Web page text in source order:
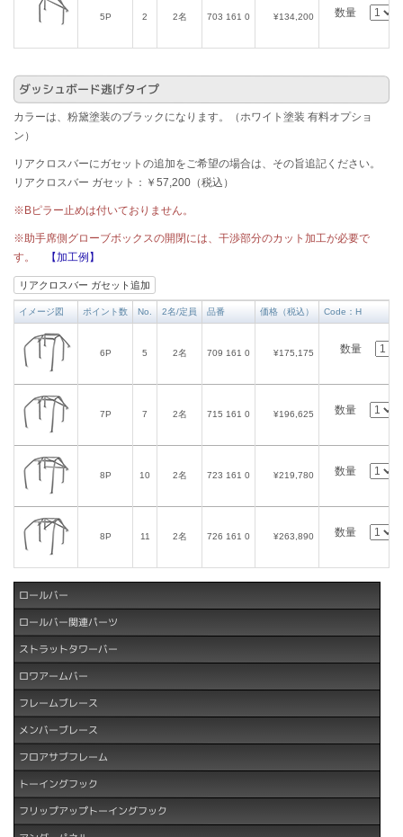
5P 2 2名 703 161 0 ¥134,200 数量
ダッシュボード逃げタイプ
カラーは、粉黛塗装のブラックになります。（ホワイト塗装 有料オプショ
ン）
リアクロスバーにガセットの追加をご希望の場合は、その旨追記ください。
リアクロスバー ガセット：￥57,200（税込）
※Bピラー止めは付いておりません。
※助手席側グローブボックスの開閉には、干渉部分のカット加工が必要で
す。
【加工例】
リアクロスバー ガセット追加
イメージ図 ポイント数 No. 2名/定員 品番 価格（税込） Code：H
6P 5 2名 709 161 0 ¥175,175 数量
7P 7 2名 715 161 0 ¥196,625 数量
8P 10 2名 723 161 0 ¥219,780 数量
8P 11 2名 726 161 0 ¥263,890 数量
ロールバー
ロールバー関連パーツ
ストラットタワーバー
ロワアームバー
フレームブレース
メンバーブレース
フロアサブフレーム
トーイングフック
フリップアップトーイングフック